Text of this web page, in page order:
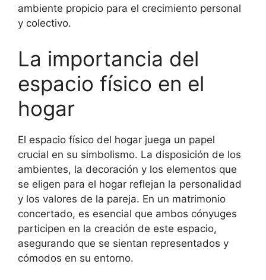
ambiente propicio para el crecimiento personal
y colectivo.
La importancia del
espacio físico en el
hogar
El espacio físico del hogar juega un papel
crucial en su simbolismo. La disposición de los
ambientes, la decoración y los elementos que
se eligen para el hogar reflejan la personalidad
y los valores de la pareja. En un matrimonio
concertado, es esencial que ambos cónyuges
participen en la creación de este espacio,
asegurando que se sientan representados y
cómodos en su entorno.